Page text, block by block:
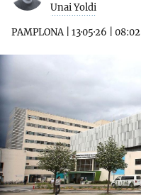
Unai Yoldi
PAMPLONA| 13·05·26 08:02